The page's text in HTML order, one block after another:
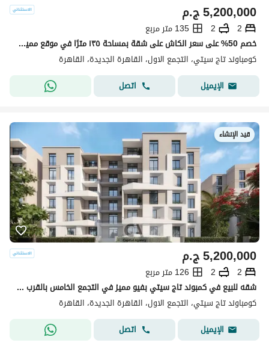
ج.م5,200,000
2
2
135 متر مربع
خصم 50% على سعر الكاش على شقة بمساحة ١٣٥ مترًا في موقع مميز بإطلالة مفتوحة مباشرة على المناظر الطبيعية في كمبوند تاج سيتي، مرحلة أوريغامي.
كومباوند تاج سيتي، التجمع الاول، القاهرة الجديدة، القاهرة
الإيميل
اتصل
قيد الإنشاء
ج.م5,200,000
2
2
126 متر مربع
شقه للبيع في كمبوند تاج سيتي بفيو مميز في التجمع الخامس بالقرب من الجولدن اسكوير والجامعه الامريكيه بخصم كاش 50% | Taj city
كومباوند تاج سيتي، التجمع الاول، القاهرة الجديدة، القاهرة
الإيميل
اتصل